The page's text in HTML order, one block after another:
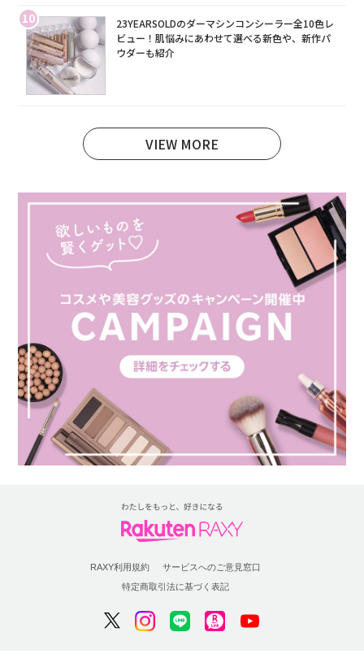
10
23YEARSOLDのダーマシンコンシーラー全10色レ
ビュー！肌悩みにあわせて選べる新色や、新作パ
ウダーも紹介
VIEW MORE
RAXY利用規約
サービスへのご意見窓口
特定商取引法に基づく表記